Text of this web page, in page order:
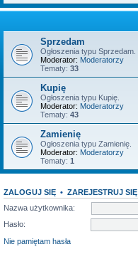
Sprzedam
Ogłoszenia typu Sprzedam.
Moderator: Moderatorzy
Tematy: 33
Kupię
Ogłoszenia typu Kupię.
Moderator: Moderatorzy
Tematy: 43
Zamienię
Ogłoszenia typu Zamienię.
Moderator: Moderatorzy
Tematy: 1
ZALOGUJ SIĘ • ZAREJESTRUJ SIĘ
Nazwa użytkownika:
Hasło:
Nie pamiętam hasła